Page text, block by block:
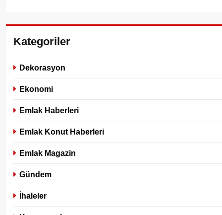
Kategoriler
Dekorasyon
Ekonomi
Emlak Haberleri
Emlak Konut Haberleri
Emlak Magazin
Gündem
İhaleler